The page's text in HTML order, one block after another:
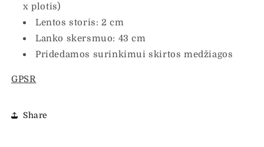
x plotis)
Lentos storis: 2 cm
Lanko skersmuo: 43 cm
Pridedamos surinkimui skirtos medžiagos
GPSR
Share